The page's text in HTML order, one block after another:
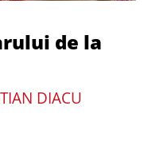
de la
DIACU